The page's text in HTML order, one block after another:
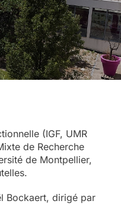
(IGF, UMR
de Recherche
de Montpellier,
Bockaert, dirigé par